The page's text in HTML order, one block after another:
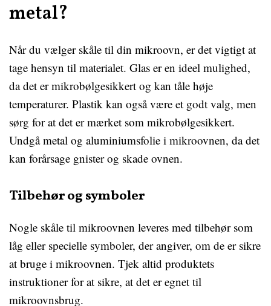
metal?
Når du vælger skåle til din mikroovn, er det vigtigt at
tage hensyn til materialet. Glas er en ideel mulighed,
da det er mikrobølgesikkert og kan tåle høje
temperaturer. Plastik kan også være et godt valg, men
sørg for at det er mærket som mikrobølgesikkert.
Undgå metal og aluminiumsfolie i mikroovnen, da det
kan forårsage gnister og skade ovnen.
Tilbehør og symboler
Nogle skåle til mikroovnen leveres med tilbehør som
låg eller specielle symboler, der angiver, om de er sikre
at bruge i mikroovnen. Tjek altid produktets
instruktioner for at sikre, at det er egnet til
mikroovnsbrug.